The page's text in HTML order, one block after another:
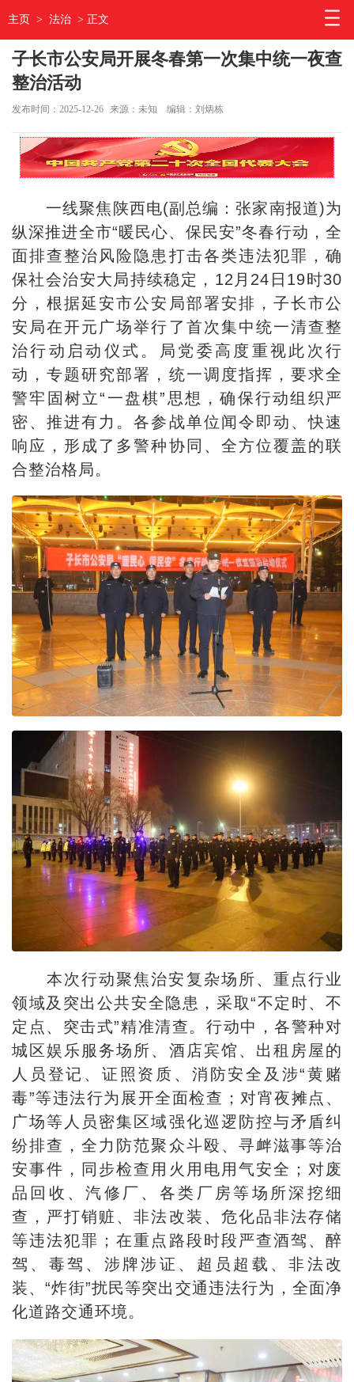
主页 > 法治 > 正文
子长市公安局开展冬春第一次集中统一夜查
整治活动
发布时间：2025-12-26 来源：未知 编辑：刘炳栋
一线聚焦陕西电(副总编：张家南报道)为
纵深推进全市“暖民心、保民安”冬春行动，全
面排查整治风险隐患打击各类违法犯罪，确
保社会治安大局持续稳定，12月24日19时30
分，根据延安市公安局部署安排，子长市公
安局在开元广场举行了首次集中统一清查整
治行动启动仪式。局党委高度重视此次行
动，专题研究部署，统一调度指挥，要求全
警牢固树立“一盘棋”思想，确保行动组织严
密、推进有力。各参战单位闻令即动、快速
响应，形成了多警种协同、全方位覆盖的联
合整治格局。
本次行动聚焦治安复杂场所、重点行业
领域及突出公共安全隐患，采取“不定时、不
定点、突击式”精准清查。行动中，各警种对
城区娱乐服务场所、酒店宾馆、出租房屋的
人员登记、证照资质、消防安全及涉“黄赌
毒”等违法行为展开全面检查；对宵夜摊点、
广场等人员密集区域强化巡逻防控与矛盾纠
纷排查，全力防范聚众斗殴、寻衅滋事等治
安事件，同步检查用火用电用气安全；对废
品回收、汽修厂、各类厂房等场所深挖细
查，严打销赃、非法改装、危化品非法存储
等违法犯罪；在重点路段时段严查酒驾、醉
驾、毒驾、涉牌涉证、超员超载、非法改
装、“炸街”扰民等突出交通违法行为，全面净
化道路交通环境。